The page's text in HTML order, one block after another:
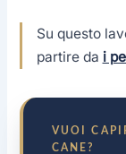
Su questo
partire da i
VUOI
CANE?